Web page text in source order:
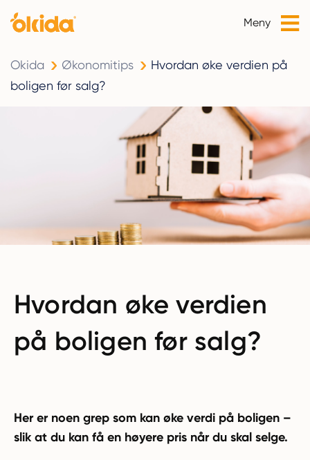
Meny
Okida Økonomitips
Hvordan øke verdien på
boligen før salg?
Hvordan øke verdien
på boligen før salg?
Her er noen grep som kan øke verdi på boligen –
slik at du kan få en høyere pris når du skal selge.